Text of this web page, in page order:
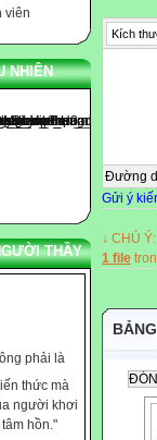
viên
NHIÊN
THẦY
thức mà
người khơi
hồn."
Kích
Đường
Gửi ý
↓ CHÚ
1 file